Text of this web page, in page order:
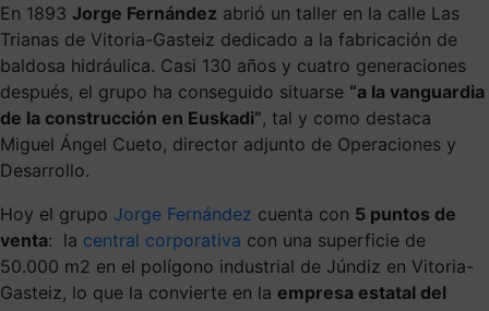
En 1893 Jorge Fernández abrió un taller en la calle Las
Trianas de Vitoria-Gasteiz dedicado a la fabricación de
baldosa hidráulica. Casi 130 años y cuatro generaciones
después, el grupo ha conseguido situarse “a la vanguardia
de la construcción en Euskadi”, tal y como destaca
Miguel Ángel Cueto, director adjunto de Operaciones y
Desarrollo.
Hoy el grupo Jorge Fernández cuenta con 5 puntos de
venta: la central corporativa con una superficie de
50.000 m2 en el polígono industrial de Júndiz en Vitoria-
Gasteiz, lo que la convierte en la empresa estatal del